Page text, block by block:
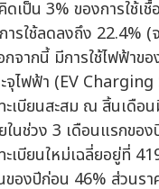
ดเป็น 3% ของการใช้เชื้
รใช้ลดลงถึง 22.4% (
จากนี้ มีการใช้ไฟฟ้าข
จุไฟฟ้า (EV
เบียนสะสม ณ สิ้นเดือ
ในช่วง 3 เดือนแรกขอ
เบียนใหม่เฉลี่ยอยู่ที่
ของปีก่อน 46% ส่วนรา